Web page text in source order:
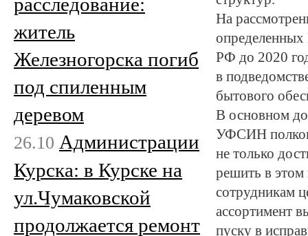
На
определенных
РФ до 2020
в
бытового
В основном
УФСИН
не только
решить в этом
сотрудникам
ассортимент
пуску в
житель
Железногорска погиб
под спиленным
деревом
26.10 Администрации
Курска: в Курске на
ул.Чумаковской
продолжается ремонт